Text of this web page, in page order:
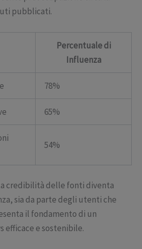
pubblicati.
Percentuale di
Influenza
78%
65%
54%
credibilità delle fonti diventa
sia da parte degli utenti che
il fondamento di un
efficace e sostenibile.